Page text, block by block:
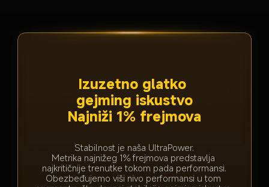
Do 120 FPS uz pametno
prilagođavanje frejmova
Povećava izvorni broj frejmova za glatkiji